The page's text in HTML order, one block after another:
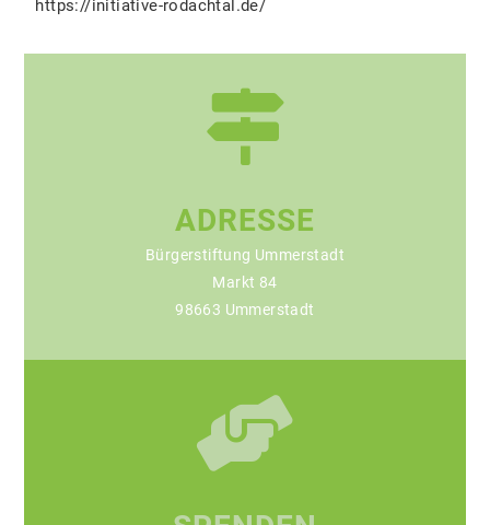
https://initiative-rodachtal.de/
ADRESSE
Bürgerstiftung Ummerstadt
Markt 84
98663 Ummerstadt